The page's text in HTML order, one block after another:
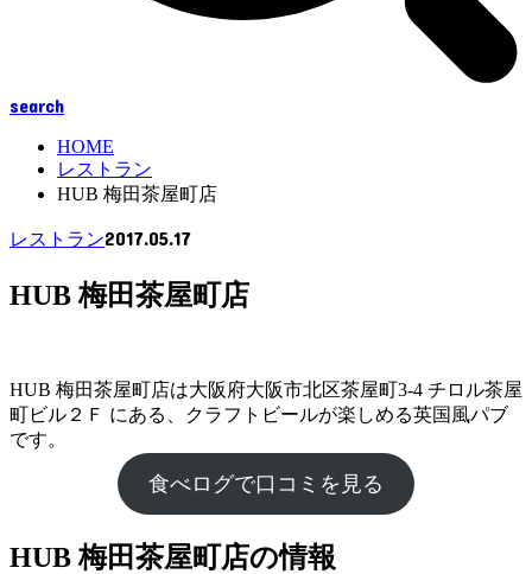
search
HOME
レストラン
HUB 梅田茶屋町店
レストラン2017.05.17
HUB 梅田茶屋町店
HUB 梅田茶屋町店は大阪府大阪市北区茶屋町3-4 チロル茶屋
町ビル２Ｆ にある、クラフトビールが楽しめる英国風パブ
です。
食べログで口コミを見る
HUB 梅田茶屋町店の情報